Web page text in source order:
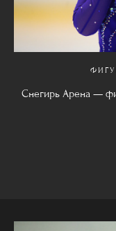
Снегирь Арена —